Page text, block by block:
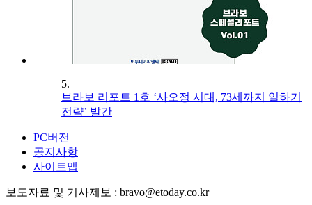
5.
브라보 리포트 1호 ‘사오정 시대, 73세까지 일하기
전략’ 발간
PC버전
공지사항
사이트맵
보도자료 및 기사제보 : bravo@etoday.co.kr